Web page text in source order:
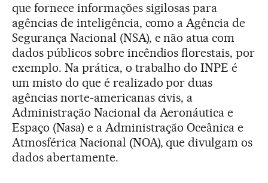
que fornece informações sigilosas para
agências de inteligência, como a Agência de
Segurança Nacional (NSA), e não atua com
dados públicos sobre incêndios florestais, por
exemplo. Na prática, o trabalho do INPE é
um misto do que é realizado por duas
agências norte-americanas civis, a
Administração Nacional da Aeronáutica e
Espaço (Nasa) e a Administração Oceânica e
Atmosférica Nacional (NOA), que divulgam os
dados abertamente.